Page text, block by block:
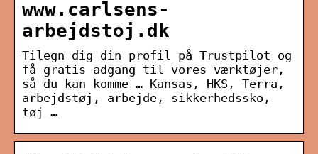
www.carlsens-
arbejdstoj.dk
Tilegn dig din profil på Trustpilot og
få gratis adgang til vores værktøjer,
så du kan komme … Kansas, HKS, Terra,
arbejdstøj, arbejde, sikkerhedssko,
tøj …